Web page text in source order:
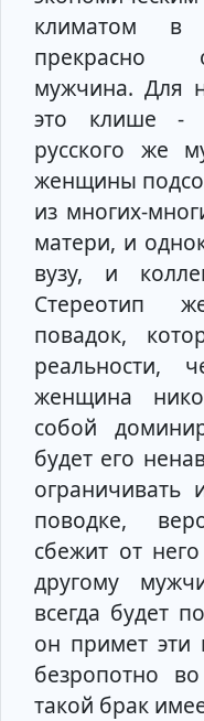
климатом в
прекрасно
мужчина. Для
это клише -
русского же
женщины
из многих-
матери, и
вузу, и
Стереотип
повадок,
реальности,
женщина
собой
будет его
ограничивать
поводке,
сбежит от
другому
всегда будет
он примет эти
безропотно
такой брак